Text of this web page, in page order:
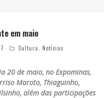
Após sair da KondZilla, DJ Danny Albuquerque inicia nova fase
em maio
Cultura Notícias
20 de maio, no Expominas,
Maroto, Thiaguinho,
além das participações